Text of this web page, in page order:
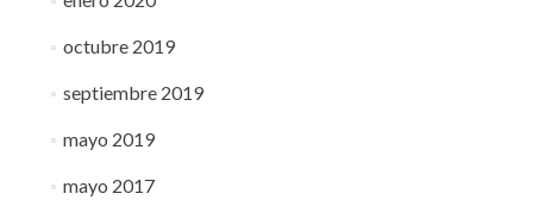
octubre 2019
septiembre 2019
mayo 2019
mayo 2017